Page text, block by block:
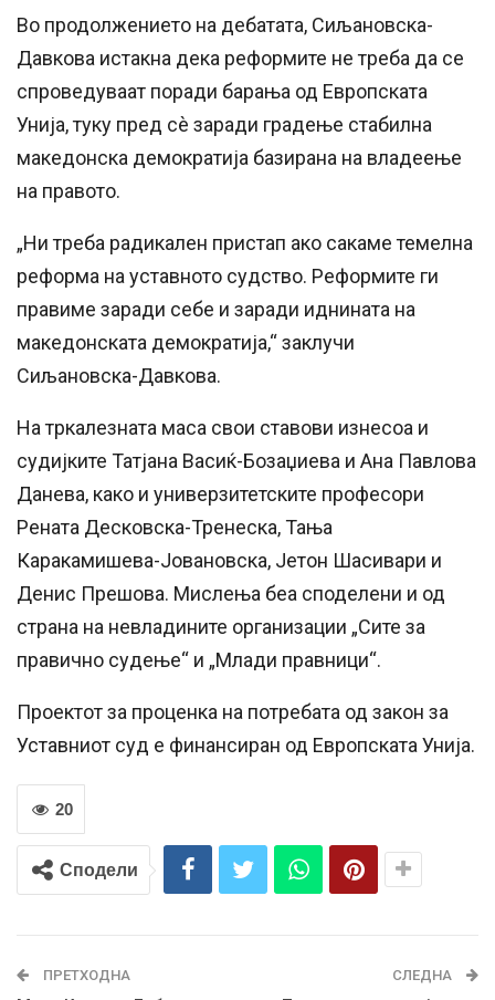
Во продолжението на дебатата, Сиљановска-
Давкова истакна дека реформите не треба да се
спроведуваат поради барања од Европската
Унија, туку пред сè заради градење стабилна
македонска демократија базирана на владеење
на правото.
„Ни треба радикален пристап ако сакаме темелна
реформа на уставното судство. Реформите ги
правиме заради себе и заради иднината на
македонската демократија,“ заклучи
Сиљановска-Давкова.
На тркалезната маса свои ставови изнесоа и
судијките Татјана Васиќ-Бозаџиева и Ана Павлова
Данева, како и универзитетските професори
Рената Десковска-Тренеска, Тања
Каракамишева-Јовановска, Јетон Шасивари и
Денис Прешова. Мислења беа споделени и од
страна на невладините организации „Сите за
правично судење“ и „Млади правници“.
Проектот за проценка на потребата од закон за
Уставниот суд е финансиран од Европската Унија.
20
Сподели
ПРЕТХОДНА СЛЕДНА